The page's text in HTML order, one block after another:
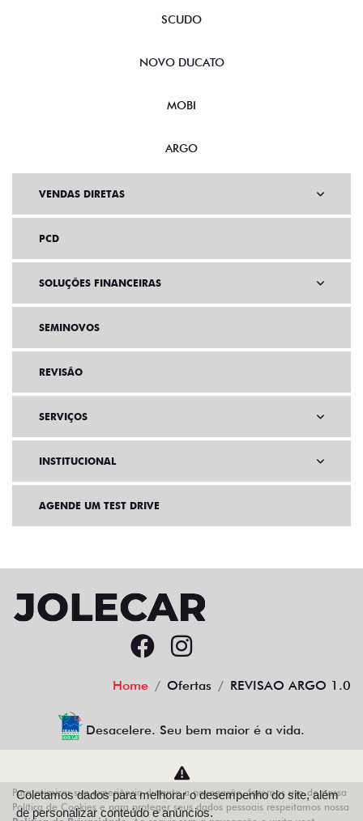
SCUDO
NOVO DUCATO
MOBI
ARGO
VENDAS DIRETAS
PCD
SOLUÇÕES FINANCEIRAS
SEMINOVOS
REVISÃO
SERVIÇOS
INSTITUCIONAL
AGENDE UM TEST DRIVE
Home Ofertas REVISAO ARGO 1.0
Desacelere. Seu bem maior é a vida.
AZZURRA VEICULOS LTDA
Para otimizar sua experiência durante a navegação, fazemos uso de nossa
Política de Cookies e para proteger seus dados pessoais respeitamos nossa
Coletamos dados para melhorar o desempenho do site, além
de personalizar conteúdo e anúncios.